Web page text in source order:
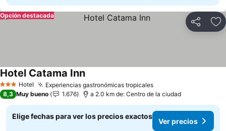
Compartir
Opción destacada
3 Estrellas
Hotel Experiencias gastronómicas tropicales
Hotel Catama Inn
8,3 Muy bueno 1.676 a 2.0 km de: Centro de la ciudad
Elige fechas para ver los precios exactos
Ver precios